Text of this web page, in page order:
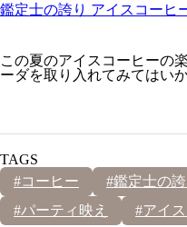
鑑定士の誇り アイスコーヒ
この夏のアイスコーヒーの
ーダを取り入れてみてはい
TAGS
#コーヒー
#鑑定士の
#パーティ映え
#アイ